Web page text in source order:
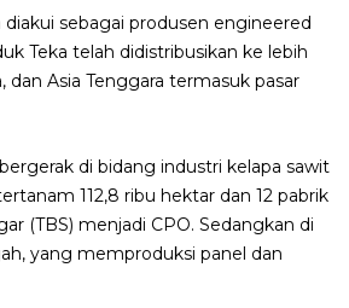
diakui sebagai produsen engineered
Teka telah didistribusikan ke lebih
dan Asia Tenggara termasuk pasar
di bidang industri kelapa sawit
112,8 ribu hektar dan 12 pabrik
(TBS) menjadi CPO. Sedangkan di
yang memproduksi panel dan